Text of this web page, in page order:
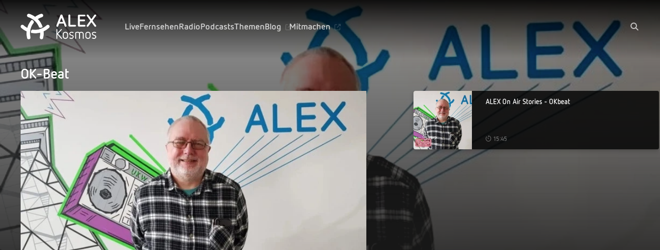
LiveFernsehenRadioPodcastsThemenBlog Mitmachen
OK-Beat
ALEX On Air Stories - OKbeat
15:45